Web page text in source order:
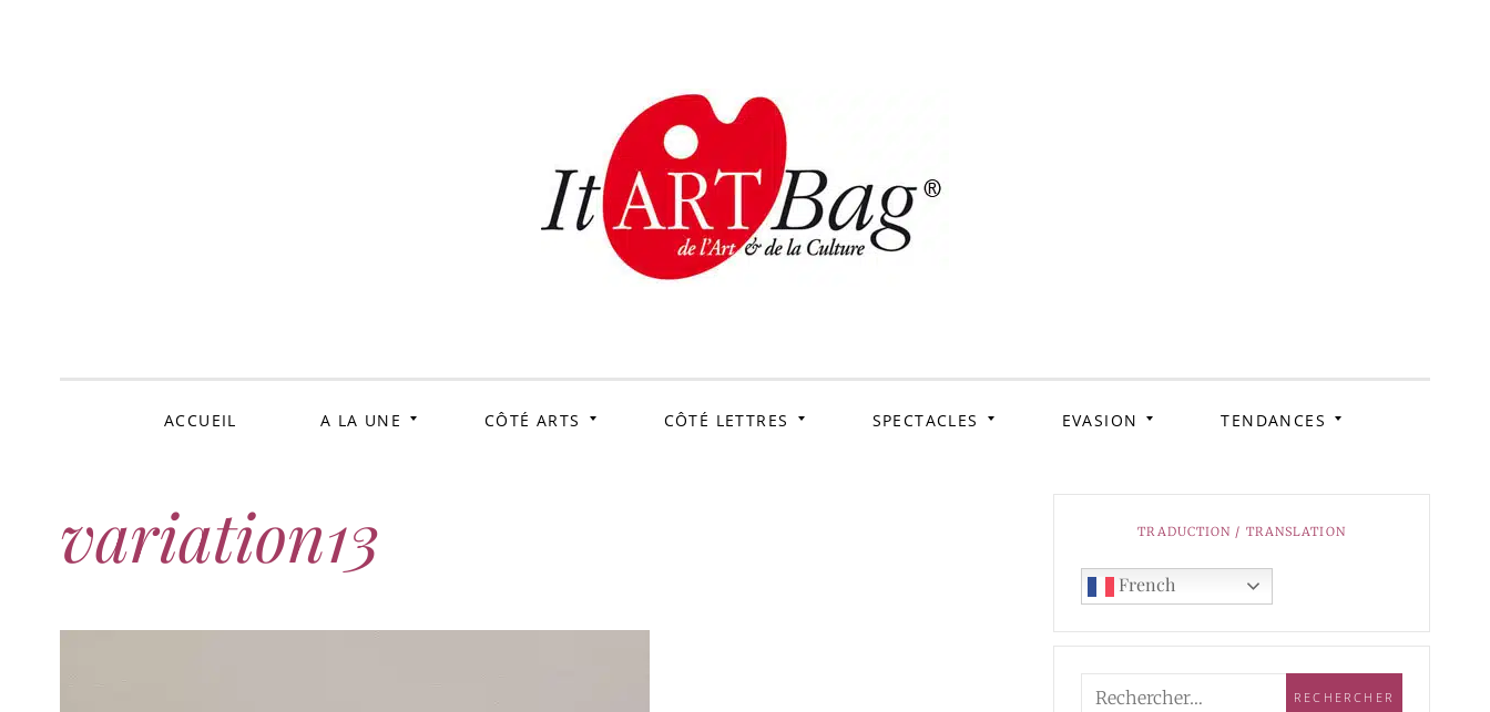
ItArtBag
ACCUEIL A LA UNE CÔTÉ ARTS CÔTÉ LETTRES SPECTACLES EVASION TENDANCES
variation13 TRADUCTION / TRANSLATION
French